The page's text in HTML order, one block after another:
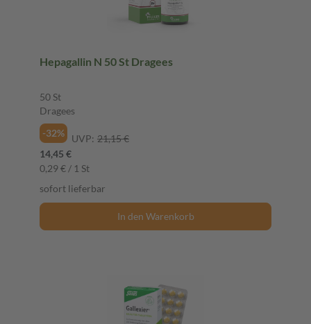
Hepagallin N 50 St Dragees
50 St
Dragees
-32%
UVP: 21,15 €
14,45 €
0,29 € / 1 St
sofort lieferbar
In den Warenkorb